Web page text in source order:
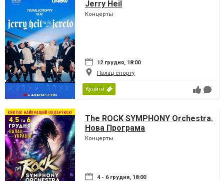
Jerry Heil
Концерты
12 грудня, 18:00
Палац спорту
Купити
The ROCK SYMPHONY Orchestra.
Нова Програма
Концерты
4 - 6 грудня, 18:00